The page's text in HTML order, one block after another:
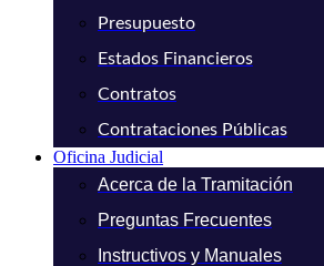
Presupuesto
Estados Financieros
Contratos
Contrataciones Públicas
Oficina Judicial
Acerca de la Tramitación
Preguntas Frecuentes
Instructivos y Manuales